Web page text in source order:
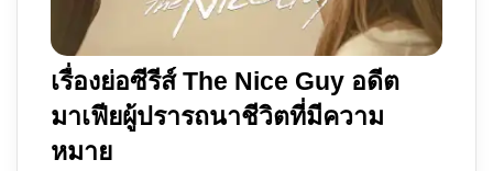
เรื่องย่อซีรีส์ The Nice Guy อดีต
มาเฟียผู้ปรารถนาชีวิตที่มีความ
หมาย